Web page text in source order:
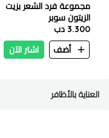
مجموعة فرد الشعر بزيت
الزيتون سوبر
3.300 دب
أضف
اشتر الآن
العناية بالأظافر